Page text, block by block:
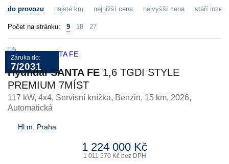
do provozu najeté km nejnižší cena nejvyšší cena stáří
Počet na stránku: 9 18 27
Záruka do:
7/2031
Hyundai SANTA FE 1,6 TGDI STYLE
PREMIUM 7MÍST
117 kW, 4x4, Servisní knížka, Benzin, 15 km, 2026,
Automatická
Hl.m. Praha
1 224 000 Kč
1 011 570 Kč bez DPH